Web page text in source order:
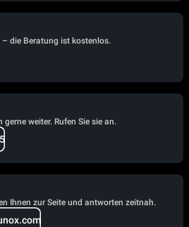
– die Beratung ist kostenlos.
gerne weiter. Rufen Sie sie an.
Ihnen zur Seite und antworten zeitnah.